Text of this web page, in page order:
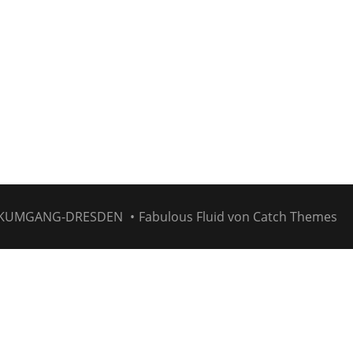
DRESDEN • Fabulous Fluid von Catch Themes